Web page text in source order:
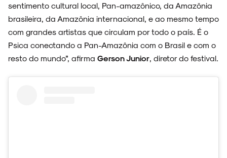
ESPECIAIS
sentimento cultural local, Pan-amazônico, da Amazônia
brasileira, da Amazônia internacional, e ao mesmo tempo
com grandes artistas que circulam por todo o país. É o
Psica conectando a Pan-Amazônia com o Brasil e com o
resto do mundo”, afirma Gerson Junior, diretor do festival.